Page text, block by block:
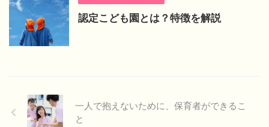
認定こども園とは？特徴を解説
一人で抱えないために、保育者ができるこ
と